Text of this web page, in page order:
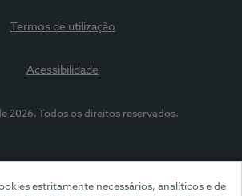
estritamente necessários, analíticos e de
Termos de utilização
Acessibilidade
2026. Todos os direitos reservados.